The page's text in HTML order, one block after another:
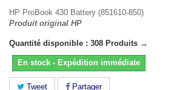
HP ProBook 430 Battery (851610-850)
Produit original HP
Quantité disponible : 308 Produits →
En stock - Expédition immédiate
Tweet Partager